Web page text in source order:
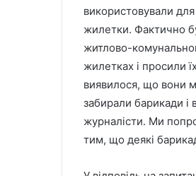
використовували для
жилетки. Фактично
житлово-
жилетках і просили
виявилося, що вони
забирали барикади і
журналісти. Ми
тим, що деякі